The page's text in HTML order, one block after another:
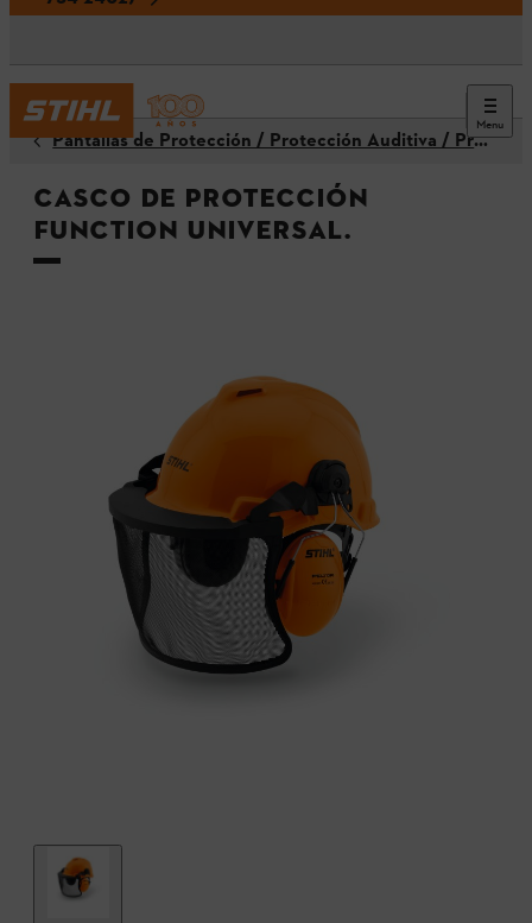
Menu
Pantallas de Protección / Protección Auditiva / Protectores para la Cabeza / Cascos
Casco de protección
FUNCTION Universal.